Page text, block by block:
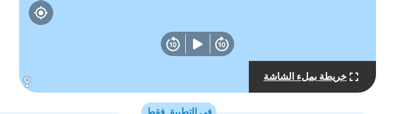
MapLibre
خريطة بملء الشاشة